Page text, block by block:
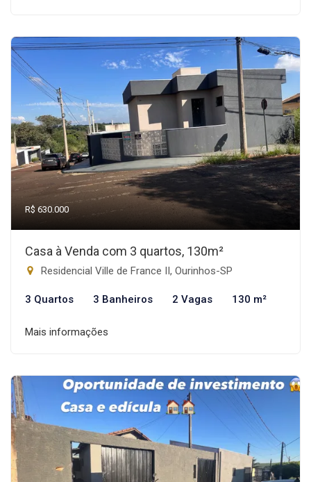
R$ 630.000
Casa à Venda com 3 quartos, 130m²
Residencial Ville de France II, Ourinhos-SP
3 Quartos 3 Banheiros 2 Vagas 130 m²
Mais informações